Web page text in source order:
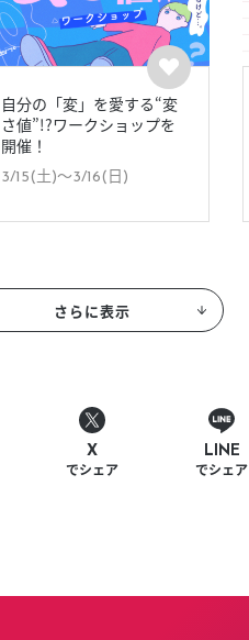
自分の「変」を愛する“変
さ値”!?ワークショップを
開催！
3/15(土)〜3/16(日)
さらに表示
X
でシェア
LINE
でシェア